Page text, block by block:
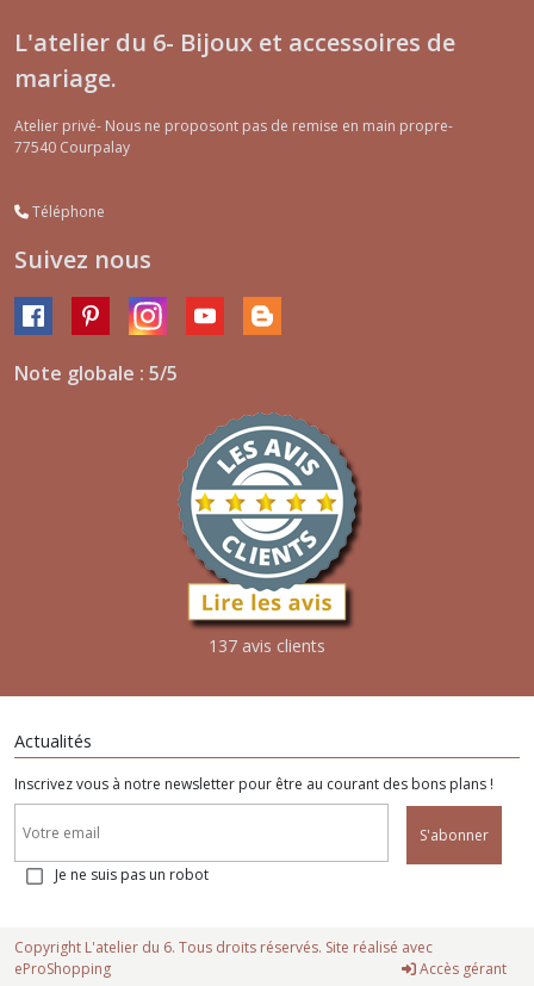
L'atelier du 6- Bijoux et accessoires de
mariage.
Atelier privé- Nous ne proposont pas de remise en main propre-
77540 Courpalay
Téléphone
Suivez nous
Note globale : 5/5
137 avis clients
Actualités
Inscrivez vous à notre newsletter pour être au courant des bons plans !
S'abonner
Je ne suis pas un robot
Copyright L'atelier du 6. Tous droits réservés. Site réalisé avec
eProShopping
Accès gérant